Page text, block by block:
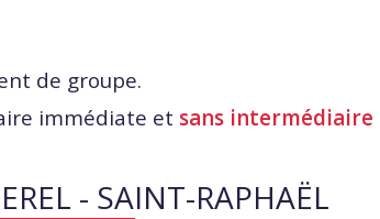
de groupe.
immédiate et sans intermédiaire
- SAINT-RAPHAËL